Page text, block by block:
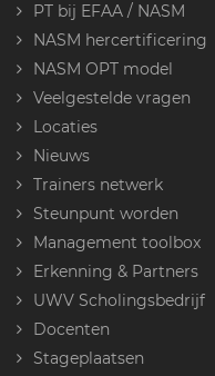
PT bij EFAA / NASM
NASM hercertificering
NASM OPT model
Veelgestelde vragen
Locaties
Nieuws
Trainers netwerk
Steunpunt worden
Management toolbox
Erkenning & Partners
UWV Scholingsbedrijf
Docenten
Stageplaatsen